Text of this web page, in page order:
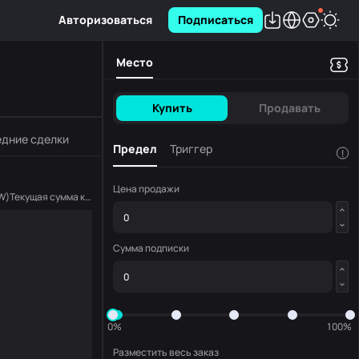
Авторизоваться Подписаться
сделки
) Текущая сумма копирования (FLOW)
Место
Купить Продавать
Предел Триггер !
Цена продажи
Сумма подписки
0%
100%
Разместить весь заказ